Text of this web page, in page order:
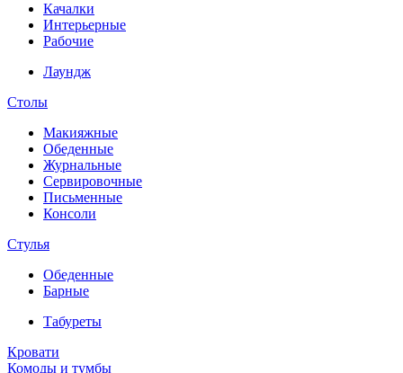
Качалки
Интерьерные
Рабочие
Лаундж
Столы
Макияжные
Обеденные
Журнальные
Сервировочные
Письменные
Консоли
Стулья
Обеденные
Барные
Табуреты
Кровати
Комоды и тумбы